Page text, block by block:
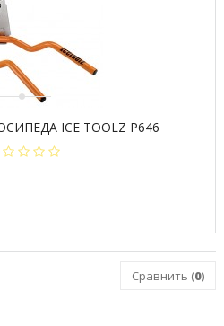
ICE TOOLZ P646
Сравнить (0)